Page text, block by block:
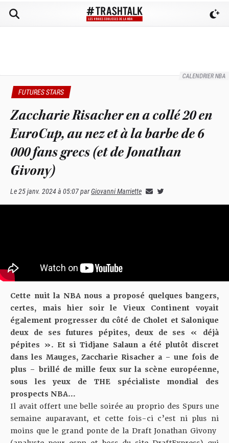
CALENDRIER NBA
FUTURES STARS
Zaccharie Risacher en a collé 20 en
EuroCup, au nez et à la barbe de 6
000 fans grecs (et de Jonathan
Givony)
Le25 janv. 2024 à 05:07parGiovanni Marriette
Cette nuit la NBA nous a proposé quelques bangers,
certes, mais hier soir le Vieux Continent voyait
également progresser du côté de Cholet et Salonique
deux de ses futures pépites, deux de ses « déjà
pépites ». Et si Tidjane Salaun a été plutôt discret
dans les Mauges, Zaccharie Risacher a – une fois de
plus – brillé de mille feux sur la scène européenne,
sous les yeux de THE spécialiste mondial des
prospects NBA…
Il avait offert une belle soirée au proprio des Spursune
semaine auparavant, et cette fois-ci c’est ni plus ni
moins que le grand ponte de la Draft Jonathan Givony